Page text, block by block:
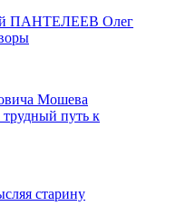
ПАНТЕЛЕЕВ Олег
Мошева
путь к
старину